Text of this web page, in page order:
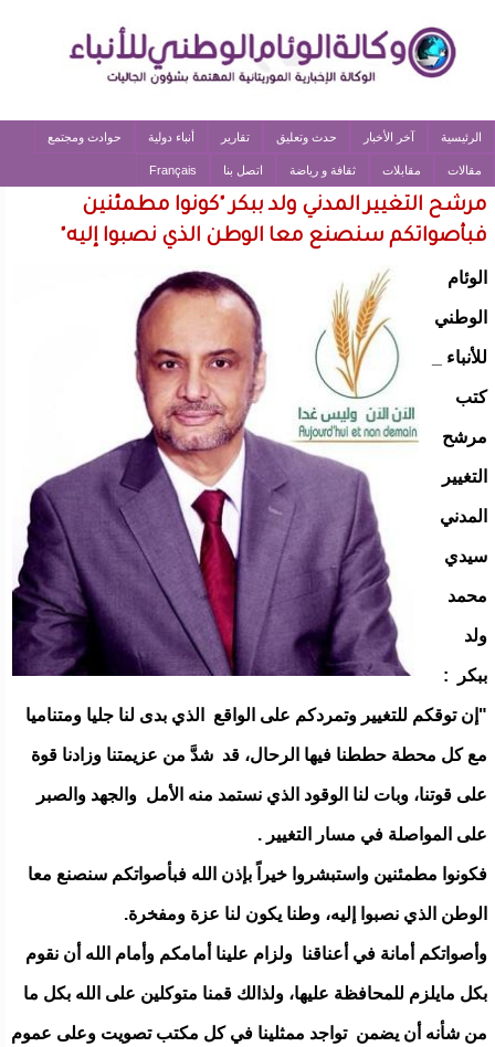
الرئيسية آخر الأخبار حدث وتعليق تقارير أنباء دولية حوادث ومجتمع
مقالات مقابلات ثقافة و رياضة اتصل بنا Français
مرشح التغيير المدني ولد ببكر "كونوا مطمئنين
فبأصواتكم سنصنع معا الوطن الذي نصبوا إليه"
الوئام
الوطني
للأنباء _
كتب
مرشح
التغيير
المدني
سيدي
محمد
ولد
ببكر :
"إن توقكم للتغيير وتمردكم على الواقع الذي بدى لنا جليا ومتناميا
مع كل محطة حططنا فيها الرحال، قد شدَّ من عزيمتنا وزادنا قوة
على قوتنا، وبات لنا الوقود الذي نستمد منه الأمل والجهد والصبر
على المواصلة في مسار التغيير .
فكونوا مطمئنين واستبشروا خيراً بإذن الله فبأصواتكم سنصنع معا
الوطن الذي نصبوا إليه، وطنا يكون لنا عزة ومفخرة.
وأصواتكم أمانة في أعناقنا ولزام علينا أمامكم وأمام الله أن نقوم
بكل مايلزم للمحافظة عليها، ولذالك قمنا متوكلين على الله بكل ما
من شأنه أن يضمن تواجد ممثلينا في كل مكتب تصويت وعلى عموم